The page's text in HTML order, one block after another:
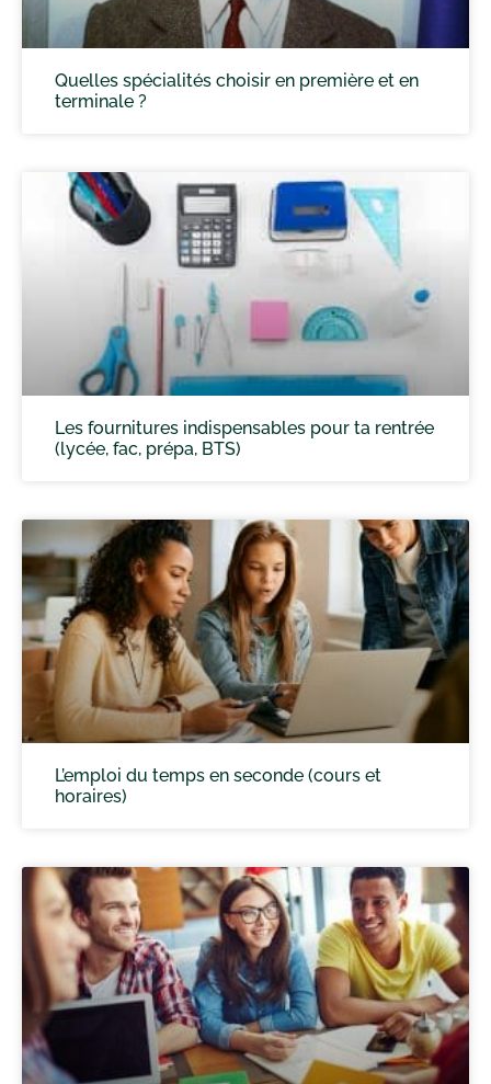
Quelles spécialités choisir en première et en
terminale ?
Les fournitures indispensables pour ta rentrée
(lycée, fac, prépa, BTS)
L’emploi du temps en seconde (cours et
horaires)